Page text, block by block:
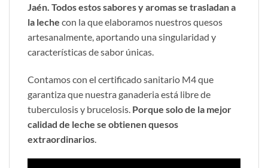
Jaén. Todos estos sabores y aromas se trasladan a
la leche con la que elaboramos nuestros quesos
artesanalmente, aportando una singularidad y
características de sabor únicas.
Contamos con el certificado sanitario M4 que
garantiza que nuestra ganaderia está libre de
tuberculosis y brucelosis. Porque solo de la mejor
calidad de leche se obtienen quesos
extraordinarios